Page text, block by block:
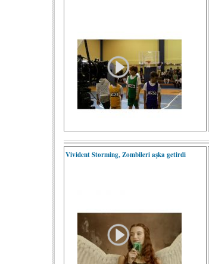
Vivident Storming, Zombileri aşka getirdi